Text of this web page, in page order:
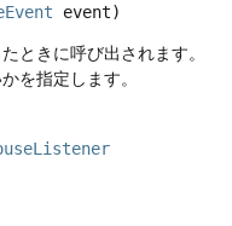
event)
ときに呼び出されます。
を指定します。